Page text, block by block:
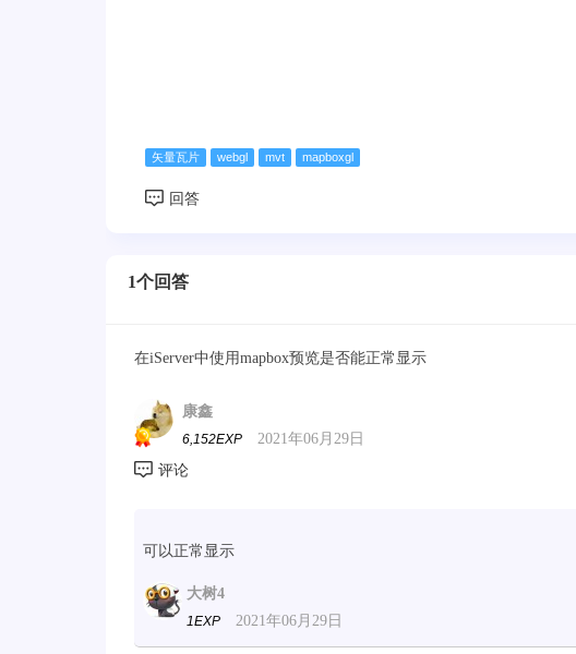
矢量瓦片 webgl mvt mapboxgl
1个回答
在iServer中使用mapbox预览是否能正常显示
康鑫
6,152EXP 2021年06月29日
可以正常显示
大树4
1EXP 2021年06月29日